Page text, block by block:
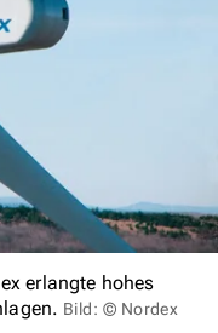
erlangte hohes
Bild: © Nordex